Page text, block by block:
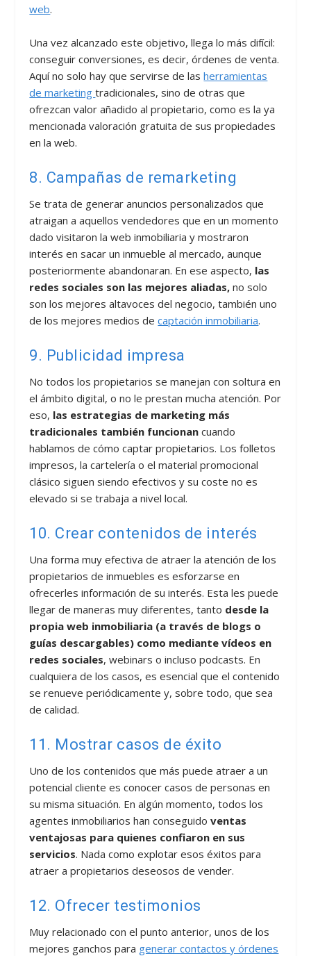
web.
Una vez alcanzado este objetivo, llega lo más difícil:
conseguir conversiones, es decir, órdenes de venta.
Aquí no solo hay que servirse de lasherramientas
de marketingtradicionales, sino de otras que
ofrezcan valor añadido al propietario, como es la ya
mencionada valoración gratuita de sus propiedades
en la web.
8. Campañas de remarketing
Se trata de generar anuncios personalizados que
atraigan a aquellos vendedores que en un momento
dado visitaron la web inmobiliaria y mostraron
interés en sacar un inmueble al mercado, aunque
posteriormente abandonaran. En ese aspecto, las
redes sociales son las mejores aliadas, no solo
son los mejores altavoces del negocio, también uno
de los mejores medios decaptación inmobiliaria.
9. Publicidad impresa
No todos los propietarios se manejan con soltura en
el ámbito digital, o no le prestan mucha atención. Por
eso, las estrategias de marketing más
tradicionales también funcionan cuando
hablamos de cómo captar propietarios. Los folletos
impresos, la cartelería o el material promocional
clásico siguen siendo efectivos y su coste no es
elevado si se trabaja a nivel local.
10. Crear contenidos de interés
Una forma muy efectiva de atraer la atención de los
propietarios de inmuebles es esforzarse en
ofrecerles información de su interés. Esta les puede
llegar de maneras muy diferentes, tanto desde la
propia web inmobiliaria (a través de blogs o
guías descargables) como mediante vídeos en
redes sociales, webinars o incluso podcasts. En
cualquiera de los casos, es esencial que el contenido
se renueve periódicamente y, sobre todo, que sea
de calidad.
11. Mostrar casos de éxito
Uno de los contenidos que más puede atraer a un
potencial cliente es conocer casos de personas en
su misma situación. En algún momento, todos los
agentes inmobiliarios han conseguidoventas
ventajosas para quienes confiaron en sus
servicios. Nada como explotar esos éxitos para
atraer a propietarios deseosos de vender.
12. Ofrecer testimonios
Muy relacionado con el punto anterior, unos de los
mejores ganchos para generar contactos y órdenes